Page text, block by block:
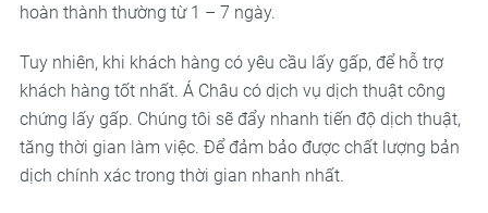
hoàn thành thường từ 1 – 7 ngày.
Tuy nhiên, khi khách hàng có yêu cầu lấy gấp, để hỗ trợ
khách hàng tốt nhất. Á Châu có dịch vụ dịch thuật công
chứng lấy gấp. Chúng tôi sẽ đẩy nhanh tiến độ dịch thuật,
tăng thời gian làm việc. Để đảm bảo được chất lượng bản
dịch chính xác trong thời gian nhanh nhất.